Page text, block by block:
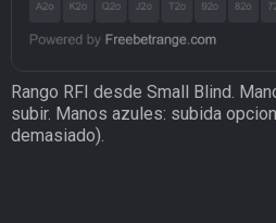
Rango RFI desde Small Blind.
subir. Manos azules: subida
demasiado).